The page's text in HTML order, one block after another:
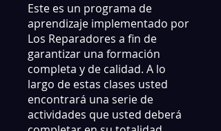
Este es un programa de
aprendizaje implementado por
Los Reparadores a fin de
garantizar una formación
completa y de calidad. A lo
largo de estas clases usted
encontrará una serie de
actividades que usted deberá